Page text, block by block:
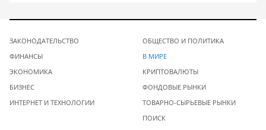
ЗАКОНОДАТЕЛЬСТВО
ФИНАНСЫ
ЭКОНОМИКА
БИЗНЕС
ИНТЕРНЕТ И ТЕХНОЛОГИИ
ОБЩЕСТВО И ПОЛИТИКА
В МИРЕ
КРИПТОВАЛЮТЫ
ФОНДОВЫЕ РЫНКИ
ТОВАРНО-СЫРЬЕВЫЕ РЫНКИ
ПОИСК